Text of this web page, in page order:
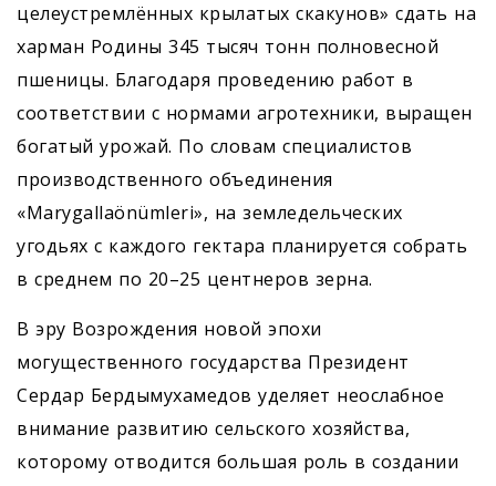
целеустремлённых крылатых скакунов» сдать на
харман Родины 345 тысяч тонн полновесной
пшеницы. Благодаря проведению работ в
соответствии с нормами агротехники, выращен
богатый урожай. По словам специалистов
производственного объединения
«Marygallaönümleri», на земледельческих
угодьях с каждого гектара планируется собрать
в среднем по 20–25 центнеров зерна.
В эру Возрождения новой эпохи
могущественного государства Президент
Сердар Бердымухамедов уделяет неослабное
внимание развитию сельского хозяйства,
которому отводится большая роль в создании